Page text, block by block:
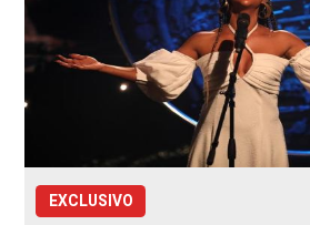
EXCLUSIVO